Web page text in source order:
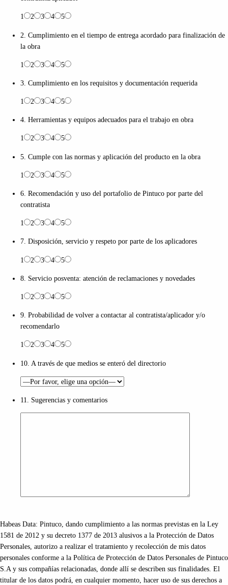
1 2 3 4 5
2. Cumplimiento en el tiempo de entrega acordado para finalización de
la obra
1 2 3 4 5
3. Cumplimiento en los requisitos y documentación requerida
1 2 3 4 5
4. Herramientas y equipos adecuados para el trabajo en obra
1 2 3 4 5
5. Cumple con las normas y aplicación del producto en la obra
1 2 3 4 5
6. Recomendación y uso del portafolio de Pintuco por parte del
contratista
1 2 3 4 5
7. Disposición, servicio y respeto por parte de los aplicadores
1 2 3 4 5
8. Servicio posventa: atención de reclamaciones y novedades
1 2 3 4 5
9. Probabilidad de volver a contactar al contratista/aplicador y/o
recomendarlo
1 2 3 4 5
10. A través de que medios se enteró del directorio
11. Sugerencias y comentarios
Habeas Data: Pintuco, dando cumplimiento a las normas previstas en la Ley
1581 de 2012 y su decreto 1377 de 2013 alusivos a la Protección de Datos
Personales, autorizo a realizar el tratamiento y recolección de mis datos
personales conforme a la Política de Protección de Datos Personales de Pintuco
S.A y sus compañías relacionadas, donde allí se describen sus finalidades. El
titular de los datos podrá, en cualquier momento, hacer uso de sus derechos a